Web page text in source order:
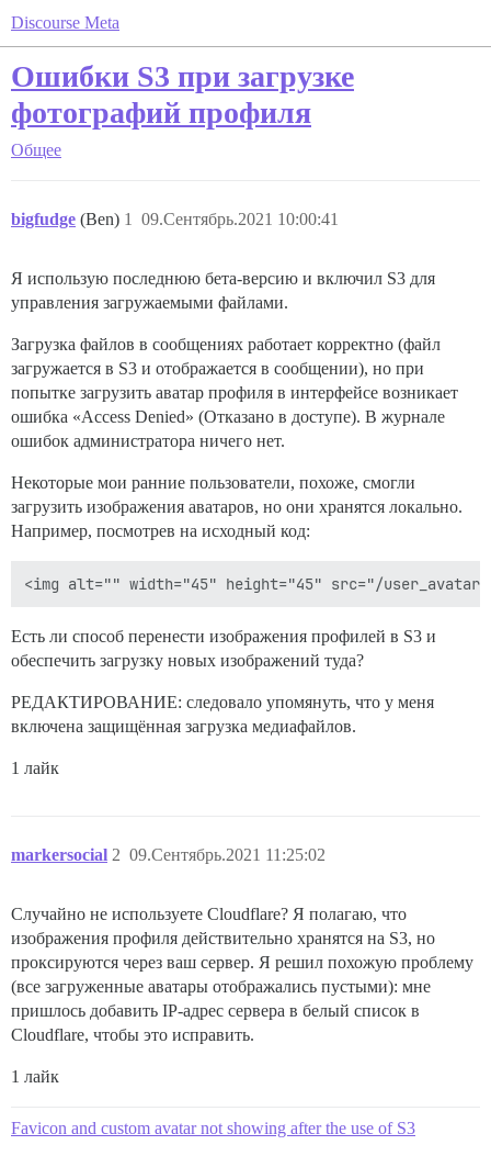
Discourse Meta
Ошибки S3 при загрузке
фотографий профиля
Общее
bigfudge (Ben) 09.Сентябрь.2021 10:00:41
1
Я использую последнюю бета-версию и включил S3 для
управления загружаемыми файлами.
Загрузка файлов в сообщениях работает корректно (файл
загружается в S3 и отображается в сообщении), но при
попытке загрузить аватар профиля в интерфейсе возникает
ошибка «Access Denied» (Отказано в доступе). В журнале
ошибок администратора ничего нет.
Некоторые мои ранние пользователи, похоже, смогли
загрузить изображения аватаров, но они хранятся локально.
Например, посмотрев на исходный код:
Есть ли способ перенести изображения профилей в S3 и
обеспечить загрузку новых изображений туда?
РЕДАКТИРОВАНИЕ: следовало упомянуть, что у меня
включена защищённая загрузка медиафайлов.
1 лайк
markersocial 09.Сентябрь.2021 11:25:02
2
Случайно не используете Cloudflare? Я полагаю, что
изображения профиля действительно хранятся на S3, но
проксируются через ваш сервер. Я решил похожую проблему
(все загруженные аватары отображались пустыми): мне
пришлось добавить IP-адрес сервера в белый список в
Cloudflare, чтобы это исправить.
1 лайк
Favicon and custom avatar not showing after the use of S3